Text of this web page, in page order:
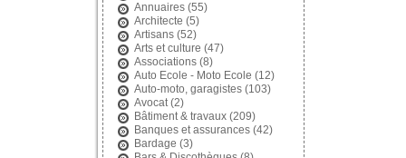
Annuaires(55)
Architecte (5)
Artisans(52)
Arts et culture (47)
Associations(8)
Auto Ecole - Moto Ecole (12)
Auto-moto, garagistes(103)
Avocat(2)
Bâtiment & travaux(209)
Banques et assurances(42)
Bardage (3)